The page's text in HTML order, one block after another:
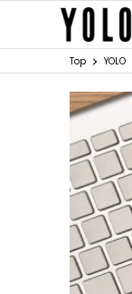
Top YOLO